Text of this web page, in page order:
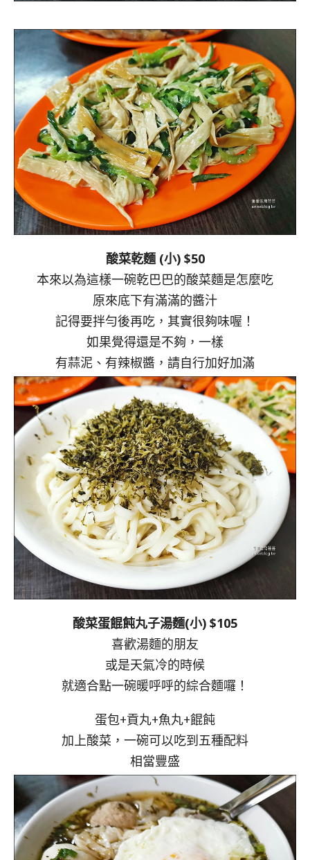
酸菜乾麵 (小) $50
本來以為這樣一碗乾巴巴的酸菜麵是怎麼吃
原來底下有滿滿的醬汁
記得要拌勻後再吃，其實很夠味喔！
如果覺得還是不夠，一樣
有蒜泥、有辣椒醬，請自行加好加滿
酸菜蛋餛飩丸子湯麵(小) $105
喜歡湯麵的朋友
或是天氣冷的時候
就適合點一碗暖呼呼的綜合麵囉！
蛋包+貢丸+魚丸+餛飩
加上酸菜，一碗可以吃到五種配料
相當豐盛